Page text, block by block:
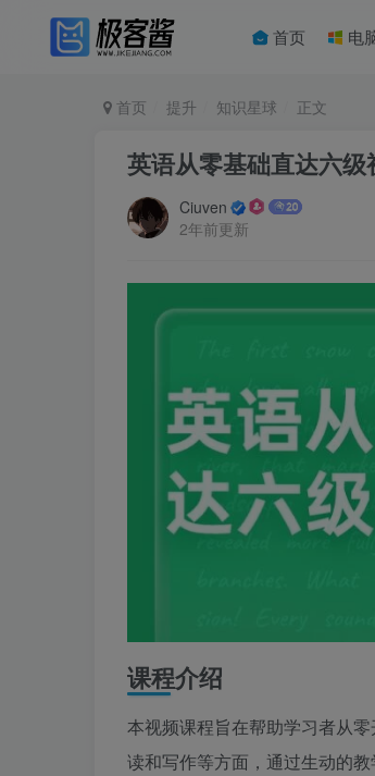
首页 电
首页 提升 知识星球 正文
英语从零基础直达六级
Ciuven
2年前更新
课程介绍
本视频课程旨在帮助学习者从
读和写作等方面，通过生动的